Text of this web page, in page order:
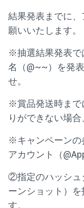
結果発表までに
願いいたします。
※抽選結果発表で
名（@~~）を発
せ。
※賞品発送時まで
りができない場合
※キャンペーンの
アカウント（
②指定のハッシュ
ーンショット）
す。